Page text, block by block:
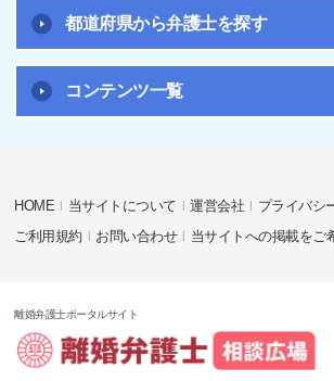
都道府県から弁護士を探す
コンテンツ一覧
HOME 当サイトについて 運営会社
プライバシ
ご利用規約
お問い合わせ 当サイトへの掲載をご
離婚弁護士ポータルサイト